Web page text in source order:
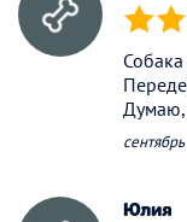
(*) (*)
Думаю,
Юлия